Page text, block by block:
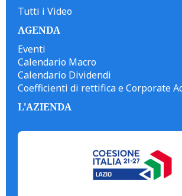
Tutti i Video
AGENDA
Eventi
Calendario Macro
Calendario Dividendi
Coefficienti di rettifica e Corporate
L'AZIENDA